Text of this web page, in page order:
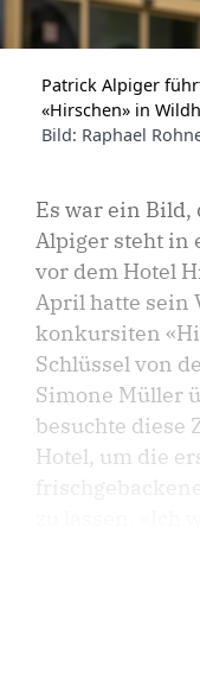
Patrick Alpiger
«Hirschen» in
Bild: Raphael
Es war ein
Alpiger steht in
vor dem Hotel
April hatte sein
konkursiten
Schlüssel von
Simone Müller
besuchte diese
Hotel, um die